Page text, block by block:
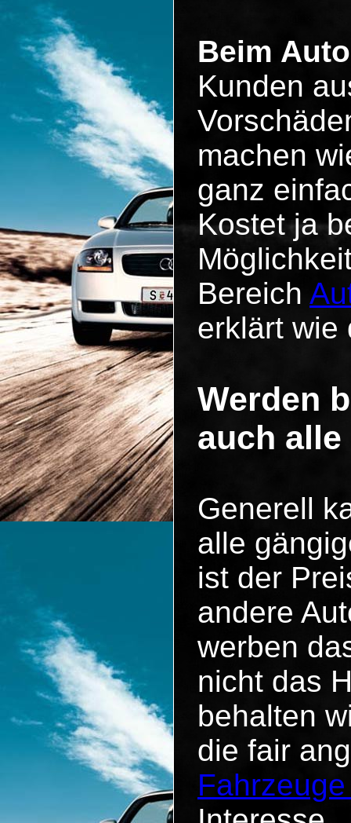
Beim
Kunden
machen
ganz
Kostet ja
Bereich
erklärt wie
Werden
auch
Generell
alle
ist der
andere
werben
nicht das
behalten
die fair